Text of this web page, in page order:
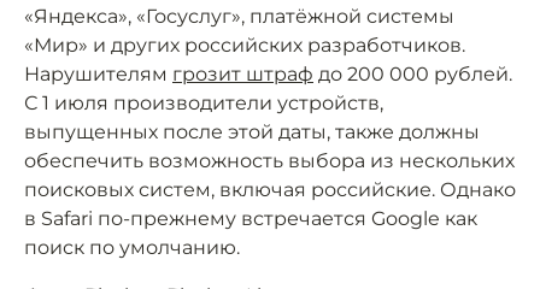
«Яндекса», «Госуслуг», платёжной системы
«Мир» и других российских разработчиков.
Нарушителям грозит штраф до 200 000 рублей.
С 1 июля производители устройств,
выпущенных после этой даты, также должны
обеспечить возможность выбора из нескольких
поисковых систем, включая российские. Однако
в Safari по-прежнему встречается Google как
поиск по умолчанию.